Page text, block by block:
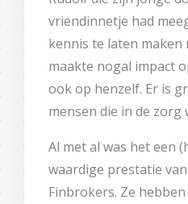
vriendinnetje had
kennis te laten maken
maakte nogal impact
ook op henzelf. Er is
mensen die in de zorg
Al met al was het een
waardige prestatie
Finbrokers. Ze